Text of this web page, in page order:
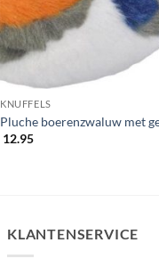
KNUFFELS
Pluche boerenzwaluw met
12.95
KLANTENSERVICE